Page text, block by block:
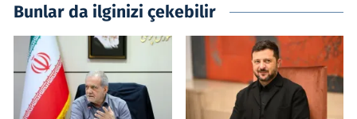
Bunlar da ilginizi çekebilir